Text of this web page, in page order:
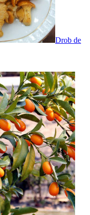
Drob de